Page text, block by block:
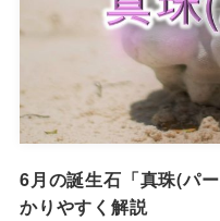
6月の誕生石「真珠(パ
かりやすく解説